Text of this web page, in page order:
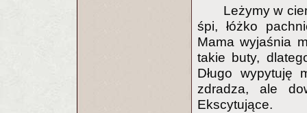
Leżymy w
śpi, łóżko
Mama wyjaśnia
takie buty,
Długo wypytuję
zdradza, ale
Ekscytujące.